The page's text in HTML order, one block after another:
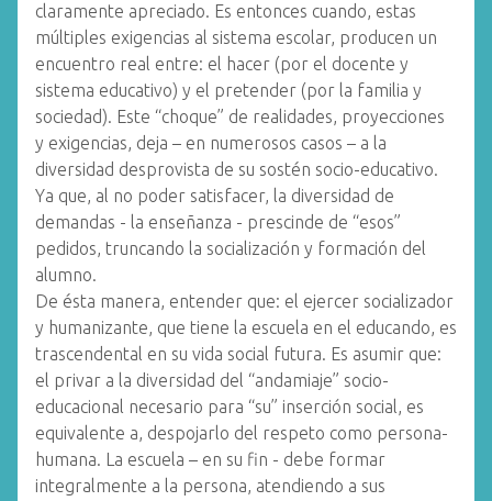
claramente apreciado. Es entonces cuando, estas
múltiples exigencias al sistema escolar, producen un
encuentro real entre: el hacer (por el docente y
sistema educativo) y el pretender (por la familia y
sociedad). Este “choque” de realidades, proyecciones
y exigencias, deja – en numerosos casos – a la
diversidad desprovista de su sostén socio-educativo.
Ya que, al no poder satisfacer, la diversidad de
demandas - la enseñanza - prescinde de “esos”
pedidos, truncando la socialización y formación del
alumno.
De ésta manera, entender que: el ejercer socializador
y humanizante, que tiene la escuela en el educando, es
trascendental en su vida social futura. Es asumir que:
el privar a la diversidad del “andamiaje” socio-
educacional necesario para “su” inserción social, es
equivalente a, despojarlo del respeto como persona-
humana. La escuela – en su fin - debe formar
integralmente a la persona, atendiendo a sus